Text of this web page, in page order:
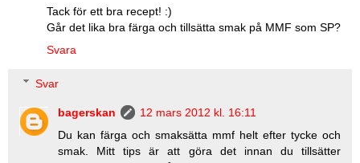
Tack för ett bra recept! :)
Går det lika bra färga och tillsätta smak på MMF som SP?
Svara
Svar
bagerskan
12 mars 2012 kl. 16:11
Du kan färga och smaksätta mmf helt efter tycke och
smak. Mitt tips är att göra det innan du tillsätter